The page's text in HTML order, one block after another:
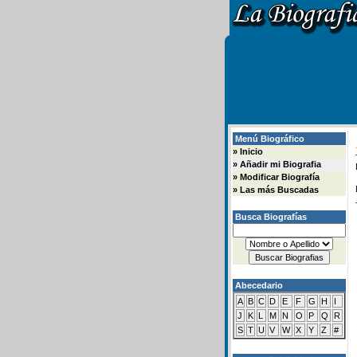
Menú Biográfico
» Inicio
» Añadir mi Biografia
» Modificar Biografía
» Las más Buscadas
Busca Biografías
Abecedario
A B C D E F G H
I
J
K L M N O P Q
R
S T U V W X Y Z #